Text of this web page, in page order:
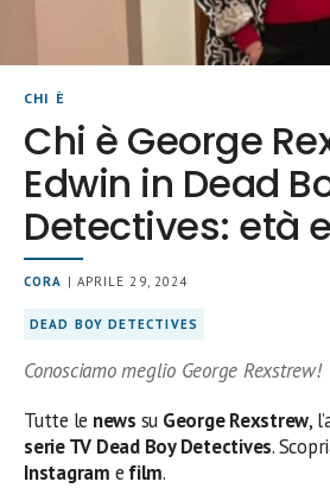
CHI È
Chi è George
Edwin in Dead
Detectives: età
CORA | APRILE 29, 2024
DEAD BOY DETECTIVES
Conosciamo meglio George Rexstrew!
Tutte le news su George Rexstrew,
serie TV Dead Boy Detectives.
Instagram e film.